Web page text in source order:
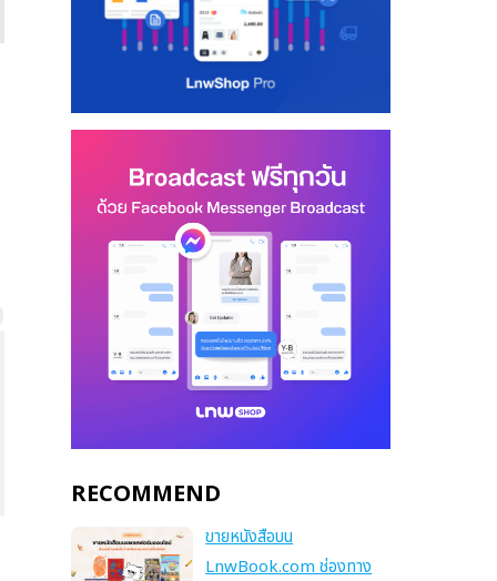
RECOMMEND
ขายหนังสือบน
LnwBook.com ช่องทาง